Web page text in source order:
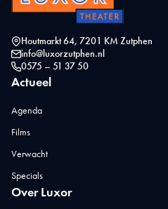
Houtmarkt 64, 7201 KM Zutphen
info@luxorzutphen.nl
0575 – 51 37 50
Actueel
Agenda
Films
Verwacht
Specials
Over Luxor